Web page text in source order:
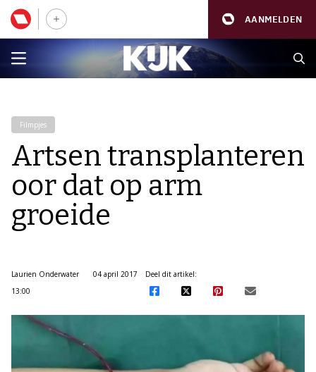
AANMELDEN
Filmpjes
Artsen transplanteren
oor dat op arm
groeide
Laurien Onderwater
04 april 2017
13:00
Deel dit artikel: